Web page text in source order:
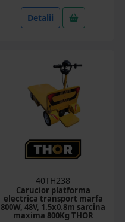
Detalii
40TH238
Carucior platforma
electrica transport marfa
800W, 48V, 1.5x0.8m sarcina
maxima 800Kg THOR